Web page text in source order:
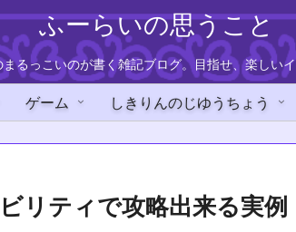
ふーらいの思うこと
るっこいのが書く雑記ブログ。目指せ、楽しい
ゲーム しきりんのじゆうちょう
リティで攻略出来る実例